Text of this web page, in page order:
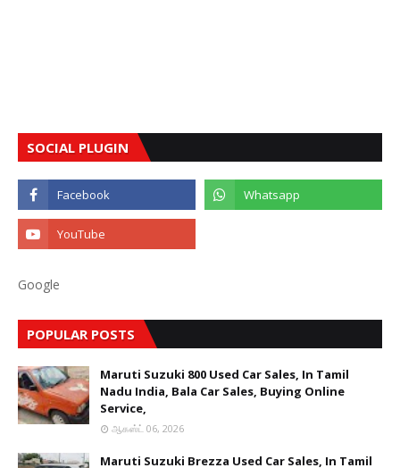
SOCIAL PLUGIN
Google
POPULAR POSTS
Maruti Suzuki 800 Used Car Sales, In Tamil
Nadu India, Bala Car Sales, Buying Online
Service,
ஆகஸ்ட் 06, 2026
Maruti Suzuki Brezza Used Car Sales, In Tamil